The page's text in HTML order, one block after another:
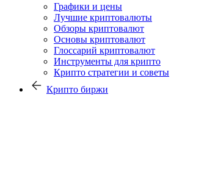
Графики и цены
Лучшие криптовалюты
Обзоры криптовалют
Основы криптовалют
Глоссарий криптовалют
Инструменты для крипто
Крипто стратегии и советы
Крипто биржи